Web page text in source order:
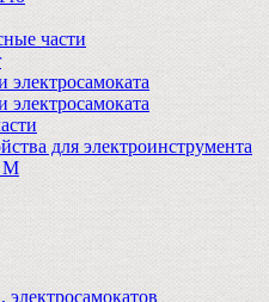
части
для электроинструмента
M